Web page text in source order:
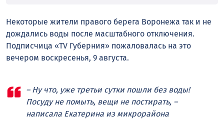
Некоторые жители правого берега Воронежа так и не
дождались воды после масштабного отключения.
Подписчица «TV Губерния» пожаловалась на это
вечером воскресенья, 9 августа.
– Ну что, уже третьи сутки пошли без воды!
Посуду не помыть, вещи не постирать, –
написала Екатерина из микрорайона